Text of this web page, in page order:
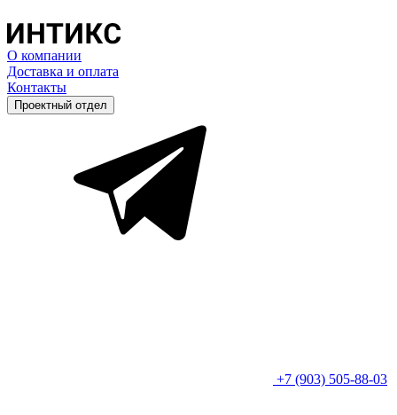
О компании
Доставка и оплата
Контакты
Проектный отдел
+7 (903) 505-88-03